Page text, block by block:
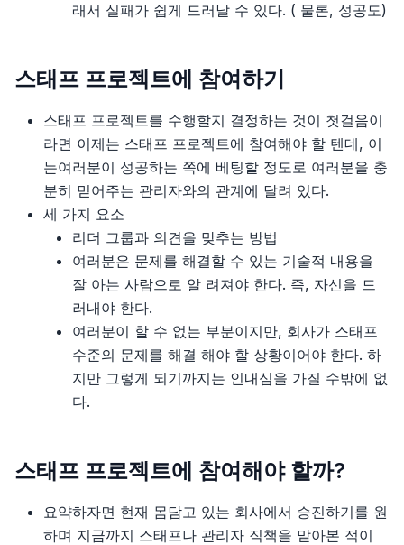
7장, 가치 있는 단위 테스트를 위한 리팩터링
11장, 단위 테스트 안티 패턴
래서 실패가 쉽게 드러날 수 있다. ( 물론, 성공도)
스태프 프로젝트에 참여하기
스태프 프로젝트를 수행할지 결정하는 것이 첫걸음이
라면 이제는 스태프 프로젝트에 참여해야 할 텐데, 이
는여러분이 성공하는 쪽에 베팅할 정도로 여러분을 충
분히 믿어주는 관리자와의 관계에 달려 있다.
세 가지 요소
리더 그룹과 의견을 맞추는 방법
여러분은 문제를 해결할 수 있는 기술적 내용을
잘 아는 사람으로 알 려져야 한다. 즉, 자신을 드
러내야 한다.
여러분이 할 수 없는 부분이지만, 회사가 스태프
수준의 문제를 해결 해야 할 상황이어야 한다. 하
지만 그렇게 되기까지는 인내심을 가질 수밖에 없
다.
스태프 프로젝트에 참여해야 할까?
요약하자면 현재 몸담고 있는 회사에서 승진하기를 원
하며 지금까지 스태프나 관리자 직책을 맡아본 적이